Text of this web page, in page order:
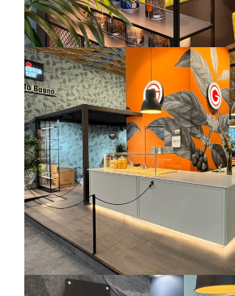
Residenziale